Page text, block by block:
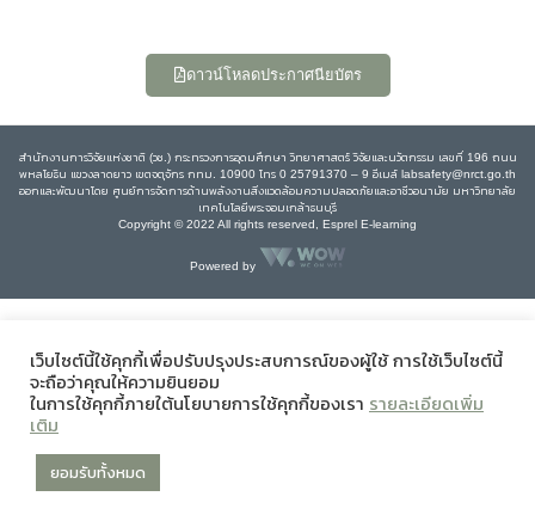
ดาวน์โหลดประกาศนียบัตร
สำนักงานการวิจัยแห่งชาติ (วช.) กระทรวงการอุดมศึกษา วิทยาศาสตร์ วิจัยและนวัตกรรม เลขที่ 196 ถนน
พหลโยธิน แขวงลาดยาว เขตจตุจักร กทม. 10900 โทร 0 25791370 – 9 อีเมล์ labsafety@nrct.go.th
ออกและพัฒนาโดย ศูนย์การจัดการด้านพลังงานสิ่งแวดล้อมความปลอดภัยและอาชีวอนามัย มหาวิทยาลัย
เทคโนโลยีพระจอมเกล้าธนบุรี
Copyright © 2022 All rights reserved, Esprel E-learning
Powered by
เว็บไซต์นี้ใช้คุกกี้เพื่อปรับปรุงประสบการณ์ของผู้ใช้ การใช้เว็บไซต์นี้
จะถือว่าคุณให้ความยินยอม
ในการใช้คุกกี้ภายใต้นโยบายการใช้คุกกี้ของเรา รายละเอียดเพิ่ม
เติม
ยอมรับทั้งหมด